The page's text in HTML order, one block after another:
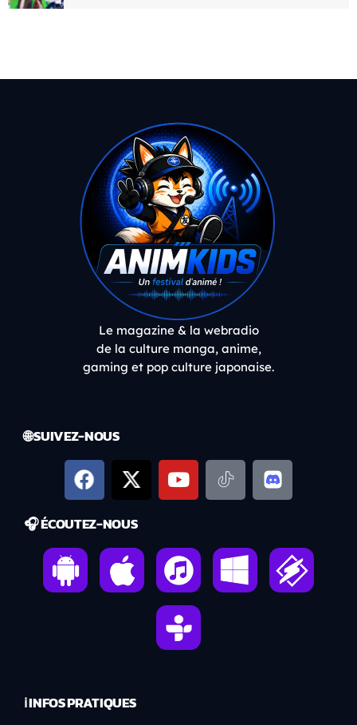
Le magazine & la webradio
de la culture manga, anime,
gaming et pop culture japonaise.
🌐 SUIVEZ-NOUS
🎧 ÉCOUTEZ-NOUS
ℹ️ INFOS PRATIQUES